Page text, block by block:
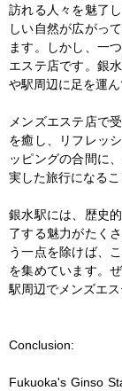
訪れる人々を魅了
しい自然が広がっ
ます。しかし、一
エステ店です。銀
や駅周辺に足を運
メンズエステ店で
を癒し、リフレッ
ッピングの合間に
実した旅行になるこ
銀水駅には、歴史
了する魅力がたく
う一点を除けば、
を集めています。
駅周辺でメンズエス
Conclusion:
Fukuoka's Ginso